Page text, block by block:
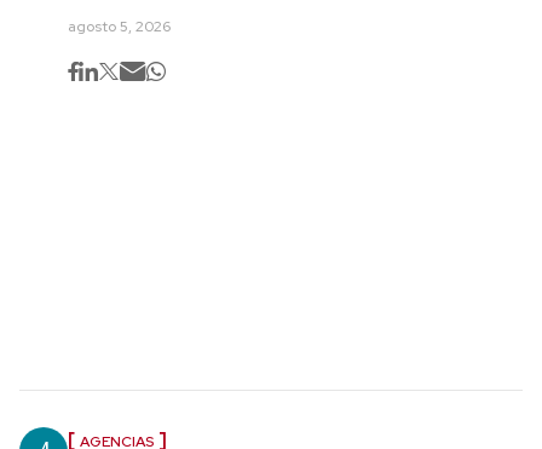
agosto 5, 2026
AGENCIAS